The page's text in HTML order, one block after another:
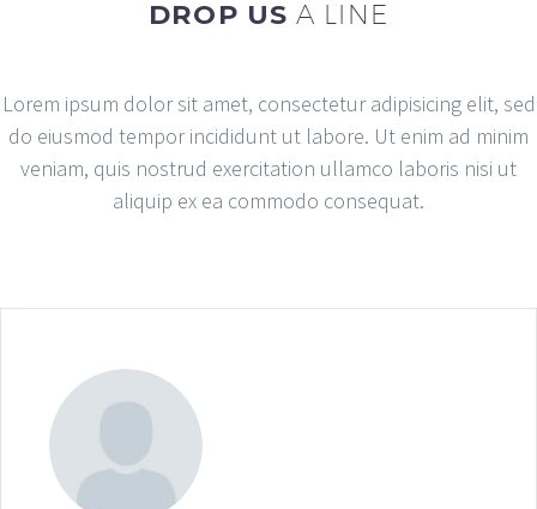
DROP USA LINE
Lorem ipsum dolor sit amet, consectetur adipisicing elit, sed
do eiusmod tempor incididunt ut labore. Ut enim ad minim
veniam, quis nostrud exercitation ullamco laboris nisi ut
aliquip ex ea commodo consequat.